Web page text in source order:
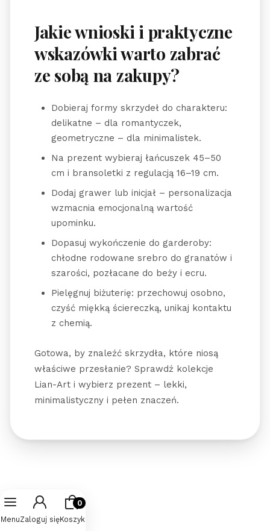
Jakie wnioski i praktyczne
wskazówki warto zabrać
ze sobą na zakupy?
Dobieraj formy skrzydeł do charakteru:
delikatne – dla romantyczek,
geometryczne – dla minimalistek.
Na prezent wybieraj łańcuszek 45–50
cm i bransoletki z regulacją 16–19 cm.
Dodaj grawer lub inicjał – personalizacja
wzmacnia emocjonalną wartość
upominku.
Dopasuj wykończenie do garderoby:
chłodne rodowane srebro do granatów i
szarości, pozłacane do beży i ecru.
Pielęgnuj biżuterię: przechowuj osobno,
czyść miękką ściereczką, unikaj kontaktu
z chemią.
Gotowa, by znaleźć skrzydła, które niosą
właściwe przesłanie? Sprawdź kolekcje
Lian-Art i wybierz prezent – lekki,
minimalistyczny i pełen znaczeń.
MenuZaloguj się
Produkty w koszyku: 0. Zobacz
Koszyk